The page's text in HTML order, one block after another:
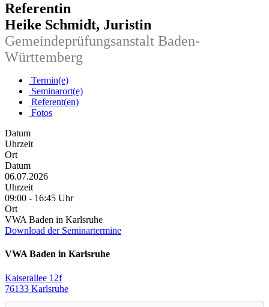
Referentin
Heike Schmidt, Juristin
Gemeindeprüfungsanstalt Baden-
Württemberg
Termin(e)
Seminarort(e)
Referent(en)
Fotos
Datum
Uhrzeit
Ort
Datum
06.07.2026
Uhrzeit
09:00 - 16:45 Uhr
Ort
VWA Baden in Karlsruhe
Download der Seminartermine
VWA Baden in Karlsruhe
Kaiserallee 12f
76133 Karlsruhe